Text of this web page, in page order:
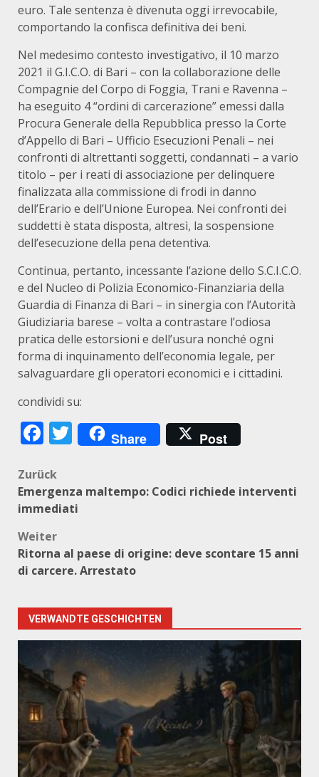
euro. Tale sentenza è divenuta oggi irrevocabile,
comportando la confisca definitiva dei beni.
Nel medesimo contesto investigativo, il 10 marzo
2021 il G.I.C.O. di Bari – con la collaborazione delle
Compagnie del Corpo di Foggia, Trani e Ravenna –
ha eseguito 4 “ordini di carcerazione” emessi dalla
Procura Generale della Repubblica presso la Corte
d’Appello di Bari – Ufficio Esecuzioni Penali – nei
confronti di altrettanti soggetti, condannati – a vario
titolo – per i reati di associazione per delinquere
finalizzata alla commissione di frodi in danno
dell’Erario e dell’Unione Europea. Nei confronti dei
suddetti è stata disposta, altresì, la sospensione
dell’esecuzione della pena detentiva.
Continua, pertanto, incessante l’azione dello S.C.I.C.O.
e del Nucleo di Polizia Economico-Finanziaria della
Guardia di Finanza di Bari – in sinergia con l’Autorità
Giudiziaria barese – volta a contrastare l’odiosa
pratica delle estorsioni e dell’usura nonché ogni
forma di inquinamento dell’economia legale, per
salvaguardare gli operatori economici e i cittadini.
condividi su:
Facebook
Twitter
Share Post
Beitragsnavigation
Zurück
Emergenza maltempo: Codici richiede interventi
immediati
Weiter
Ritorna al paese di origine: deve scontare 15 anni
di carcere. Arrestato
VERWANDTE GESCHICHTEN